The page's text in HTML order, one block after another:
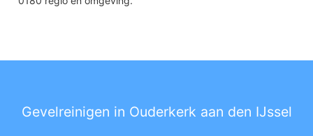
Gevelreinigen in Ouderkerk aan den IJssel